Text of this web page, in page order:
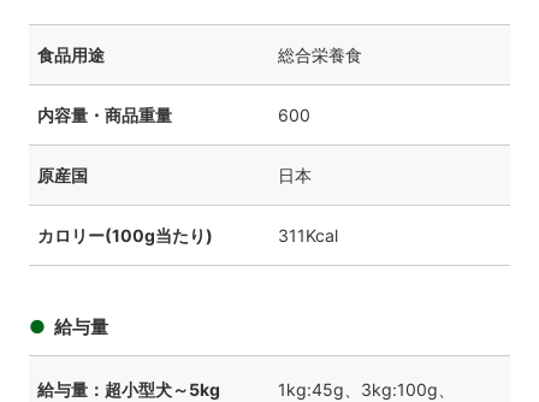
食品用途 総合栄養食
内容量・商品重量 600
原産国 日本
カロリー(100g当たり) 311Kcal
給与量
給与量：超小型犬～5kg
1kg:45g、3kg:100g、